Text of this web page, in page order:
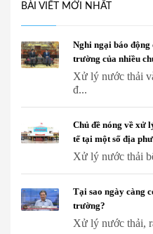
BÀI VIẾT MỚI NHẤT
Nghi ngại báo
trường của nhiều
Xử lý nước thải
đ...
Chủ đề nóng về xử
tế tại một số địa
Xử lý nước thải
Tại sao ngày càng
trường?
Xử lý nước thải,